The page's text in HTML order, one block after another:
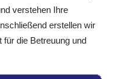
verstehen Ihre
erstellen wir
für die Betreuung und